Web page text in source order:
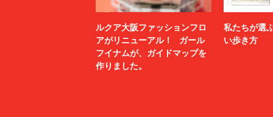
ルクア大阪ファッションフロ
アがリニューアル！ ガール
フイナムが、ガイドマップを
作りました。
私たちが選
い歩き方